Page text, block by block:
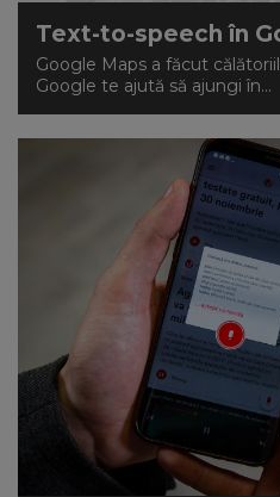
Text-to-speech în
Google Maps a făcut
Google te ajută să ajungi în...